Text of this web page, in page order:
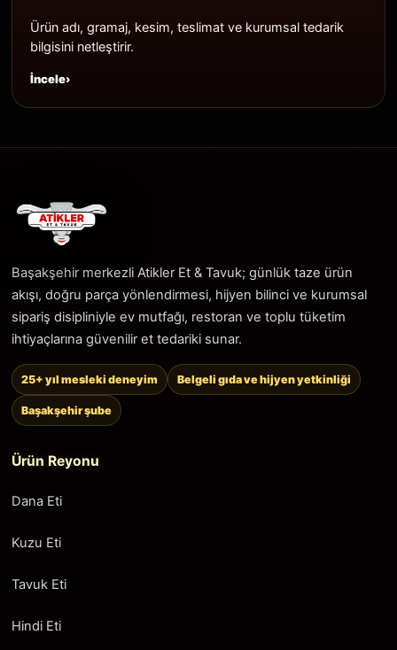
Ürün adı, gramaj, kesim, teslimat ve kurumsal tedarik
bilgisini netleştirir.
İncele
Başakşehir merkezli Atikler Et & Tavuk; günlük taze ürün
akışı, doğru parça yönlendirmesi, hijyen bilinci ve kurumsal
sipariş disipliniyle ev mutfağı, restoran ve toplu tüketim
ihtiyaçlarına güvenilir et tedariki sunar.
25+ yıl mesleki deneyim Belgeli gıda ve hijyen yetkinliği
Başakşehir şube
Ürün Reyonu
Dana Eti
Kuzu Eti
Tavuk Eti
Hindi Eti